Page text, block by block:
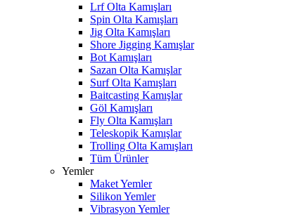
Lrf Olta Kamışları
Spin Olta Kamışları
Jig Olta Kamışları
Shore Jigging Kamışlar
Bot Kamışları
Sazan Olta Kamışlar
Surf Olta Kamışları
Baitcasting Kamışlar
Göl Kamışları
Fly Olta Kamışları
Teleskopik Kamışlar
Trolling Olta Kamışları
Tüm Ürünler
Yemler
Maket Yemler
Silikon Yemler
Vibrasyon Yemler